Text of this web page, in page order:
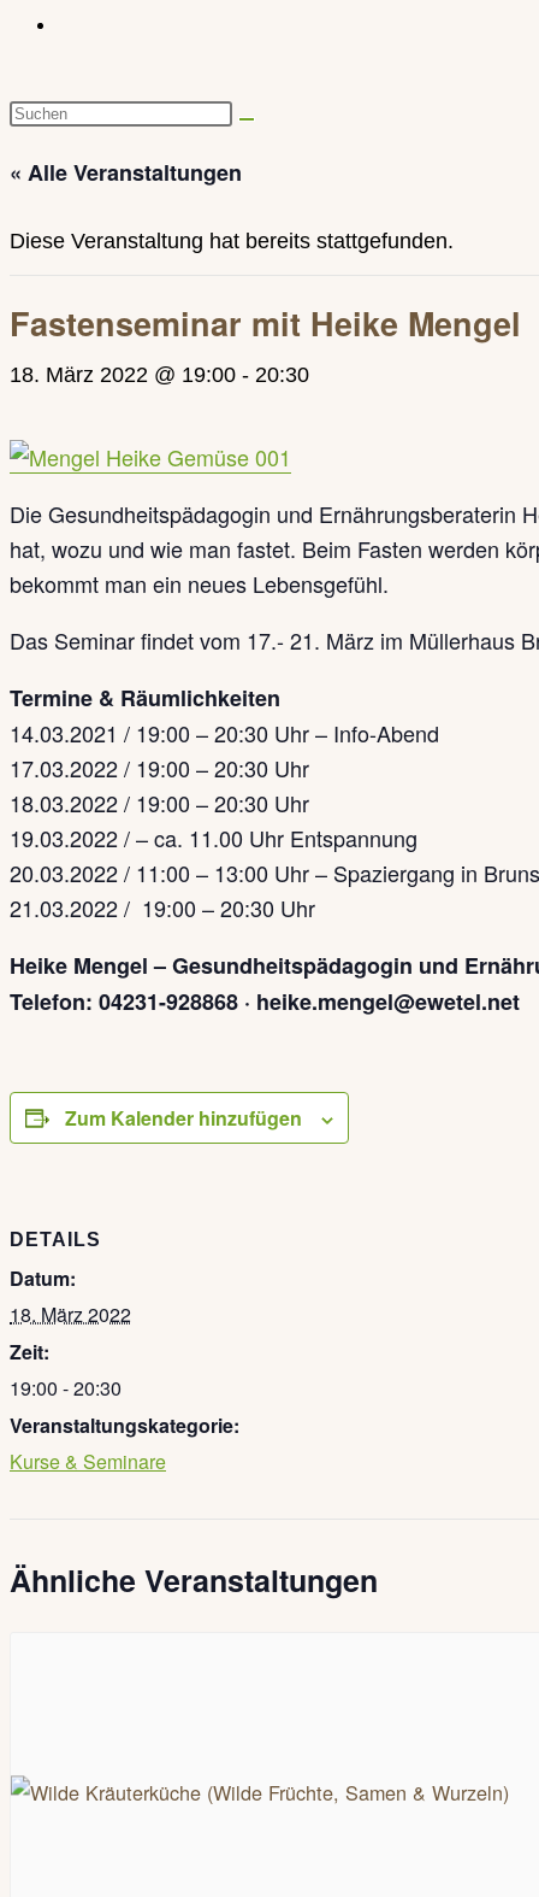
Diese
durchsuchen
« Alle Veranstaltungen
Diese Veranstaltung hat bereits stattgefunden.
Fastenseminar mit Heike Mengel
18. März 2022 @ 19:00 - 20:30
Die Gesundheitspädagogin und Ernährungsberaterin
hat, wozu und wie man fastet. Beim Fasten werden
bekommt man ein neues Lebensgefühl.
Das Seminar findet vom 17.- 21. März im Müllerhaus
Termine & Räumlichkeiten
14.03.2021 / 19:00 – 20:30 Uhr – Info-Abend
17.03.2022 / 19:00 – 20:30 Uhr
18.03.2022 / 19:00 – 20:30 Uhr
19.03.2022 / – ca. 11.00 Uhr Entspannung
20.03.2022 / 11:00 – 13:00 Uhr – Spaziergang in
21.03.2022 / 19:00 – 20:30 Uhr
Heike Mengel – Gesundheitspädagogin und
Telefon: 04231-928868 · heike.mengel@ewetel.net
Zum Kalender hinzufügen
DETAILS
Datum:
18. März 2022
Zeit:
19:00 - 20:30
Veranstaltungskategorie:
Kurse & Seminare
Ähnliche Veranstaltungen